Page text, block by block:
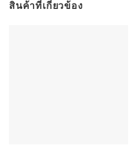
สินค้าที่เกี่ยวข้อง